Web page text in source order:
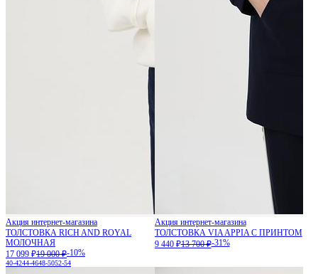
Акция интернет-магазина
ТОЛСТОВКА RICH AND ROYAL
МОЛОЧНАЯ
17 099 ₽19 000 ₽-10%
40-4244-4648-5052-54
Акция интернет-магазина
ТОЛСТОВКА VIA APPIA С ПРИНТОМ
9 440 ₽13 700 ₽-31%